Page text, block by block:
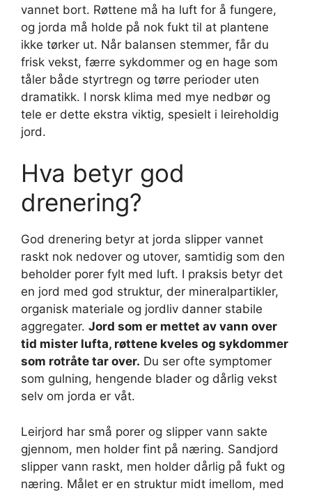
vannet bort. Røttene må ha luft for å fungere,
og jorda må holde på nok fukt til at plantene
ikke tørker ut. Når balansen stemmer, får du
frisk vekst, færre sykdommer og en hage som
tåler både styrtregn og tørre perioder uten
dramatikk. I norsk klima med mye nedbør og
tele er dette ekstra viktig, spesielt i leireholdig
jord.
Hva betyr god
drenering?
God drenering betyr at jorda slipper vannet
raskt nok nedover og utover, samtidig som den
beholder porer fylt med luft. I praksis betyr det
en jord med god struktur, der mineralpartikler,
organisk materiale og jordliv danner stabile
aggregater. Jord som er mettet av vann over
tid mister lufta, røttene kveles og sykdommer
som rotråte tar over. Du ser ofte symptomer
som gulning, hengende blader og dårlig vekst
selv om jorda er våt.
Leirjord har små porer og slipper vann sakte
gjennom, men holder fint på næring. Sandjord
slipper vann raskt, men holder dårlig på fukt og
næring. Målet er en struktur midt imellom, med